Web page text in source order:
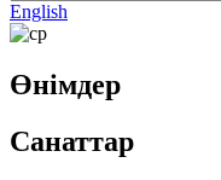
English
Өнімдер
Санаттар